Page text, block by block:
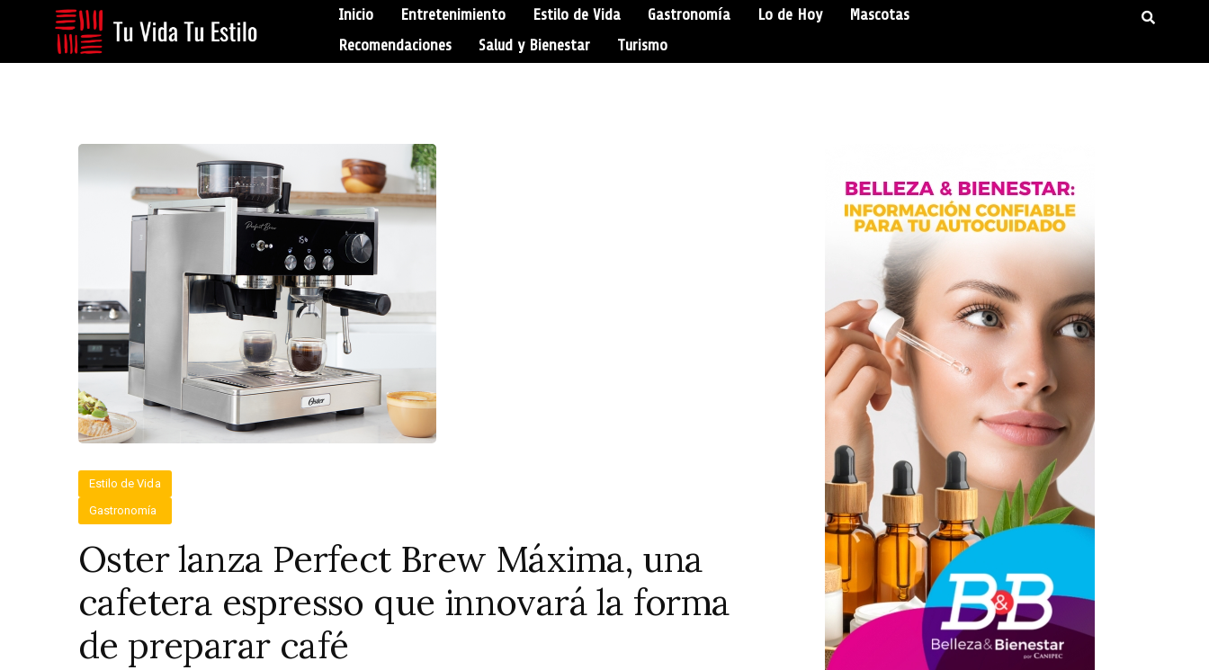
Inicio Entretenimiento Estilo de Vida Gastronomía Lo de Hoy
Mascotas
Recomendaciones
Salud y Bienestar Turismo
Estilo de Vida
Gastronomía
Oster lanza Perfect Brew Máxima, una
cafetera espresso que innovará la forma
de preparar café